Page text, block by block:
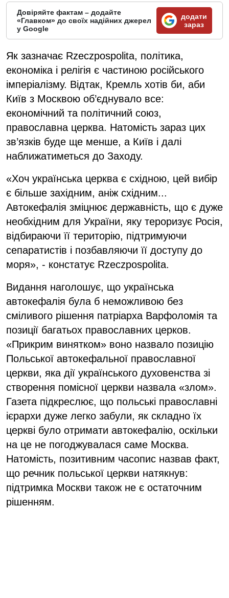
Довіряйте фактам – додайте
«Главком» до своїх надійних джерел
у Google
додати
зараз
Як зазначає Rzeczpospolita, політика,
економіка і релігія є частиною російського
імперіалізму. Відтак, Кремль хотів би, аби
Київ з Москвою об’єднувало все:
економічний та політичний союз,
православна церква. Натомість зараз цих
зв’язків буде ще менше, а Київ і далі
наближатиметься до Заходу.
«Хоч українська церква є східною, цей вибір
є більше західним, аніж східним...
Автокефалія зміцнює державність, що є дуже
необхідним для України, яку тероризує Росія,
відбираючи її територію, підтримуючи
сепаратистів і позбавляючи її доступу до
моря», - констатує Rzeczpospolita.
Видання наголошує, що українська
автокефалія була б неможливою без
сміливого рішення патріарха Варфоломія та
позиції багатьох православних церков.
«Прикрим винятком» воно назвало позицію
Польської автокефальної православної
церкви, яка дії українського духовенства зі
створення помісної церкви назвала «злом».
Газета підкреслює, що польські православні
ієрархи дуже легко забули, як складно їх
церкві було отримати автокефалію, оскільки
на це не погоджувалася саме Москва.
Натомість, позитивним часопис назвав факт,
що речник польської церкви натякнув:
підтримка Москви також не є остаточним
рішенням.